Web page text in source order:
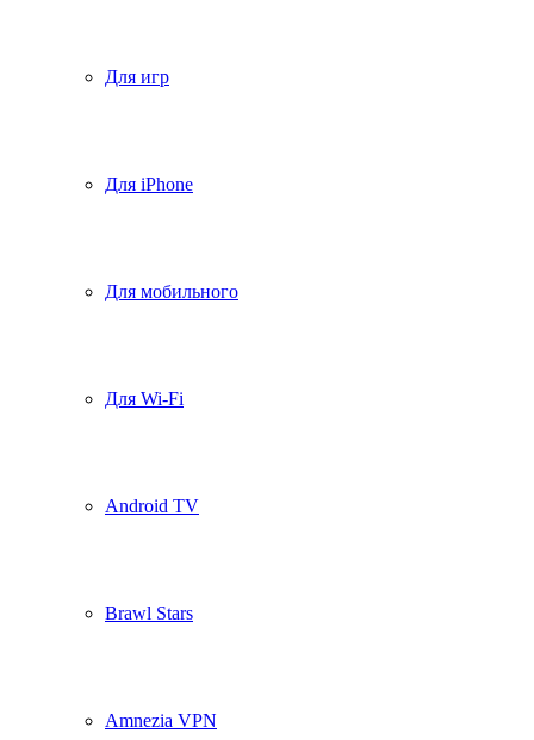
Для игр
Для iPhone
Для мобильного
Для Wi-Fi
Android TV
Brawl Stars
Amnezia VPN